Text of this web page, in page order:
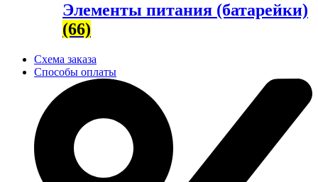
Элементы питания (батарейки)
(66)
Схема заказа
Способы оплаты